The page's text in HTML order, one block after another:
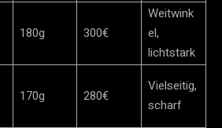
180g 300€
Weitwink
el,
lichtstark
170g 280€
Vielseitig,
scharf